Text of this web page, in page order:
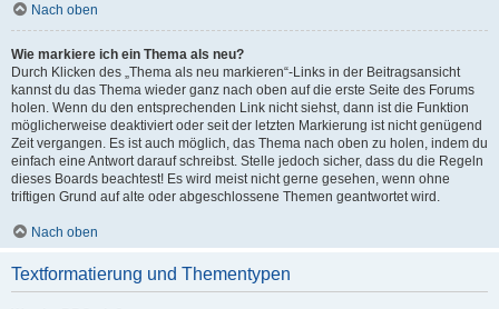
Nach oben
Wie markiere ich ein Thema als neu?
Durch Klicken des „Thema als neu markieren“-Links in der Beitragsansicht
kannst du das Thema wieder ganz nach oben auf die erste Seite des Forums
holen. Wenn du den entsprechenden Link nicht siehst, dann ist die Funktion
möglicherweise deaktiviert oder seit der letzten Markierung ist nicht genügend
Zeit vergangen. Es ist auch möglich, das Thema nach oben zu holen, indem du
einfach eine Antwort darauf schreibst. Stelle jedoch sicher, dass du die Regeln
dieses Boards beachtest! Es wird meist nicht gerne gesehen, wenn ohne
triftigen Grund auf alte oder abgeschlossene Themen geantwortet wird.
Nach oben
Textformatierung und Thementypen